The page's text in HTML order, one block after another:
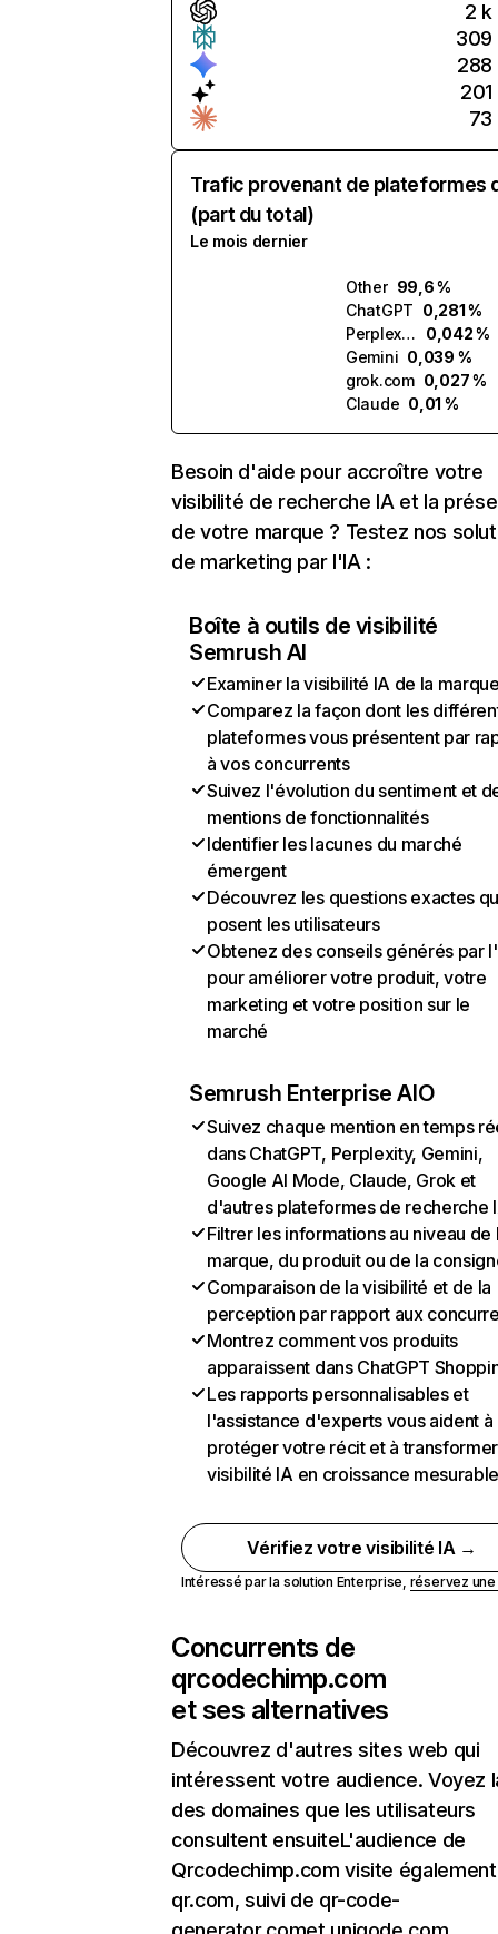
2 k
309
288
201
73
Trafic provenant de plateformes
(part du total)
Le mois dernier
Other 99,6 %
ChatGPT 0,281 %
Perplexity
0,042 %
Gemini 0,039 %
grok.com 0,027 %
Claude 0,01 %
Besoin d'aide pour accroître votre
visibilité de recherche IA et la
de votre marque ? Testez nos
de marketing par l'IA :
Boîte à outils de visibilité
Semrush AI
Examiner la visibilité IA de la
Comparez la façon dont les
plateformes vous présentent par
à vos concurrents
Suivez l'évolution du sentiment et
mentions de fonctionnalités
Identifier les lacunes du marché
émergent
Découvrez les questions exactes
posent les utilisateurs
Obtenez des conseils générés par
pour améliorer votre produit, votre
marketing et votre position sur le
marché
Semrush Enterprise AIO
Suivez chaque mention en temps
dans ChatGPT, Perplexity, Gemini,
Google AI Mode, Claude, Grok et
d'autres plateformes de recherche
Filtrer les informations au niveau de
marque, du produit ou de la
Comparaison de la visibilité et de la
perception par rapport aux
Montrez comment vos produits
apparaissent dans ChatGPT
Les rapports personnalisables et
l'assistance d'experts vous aident à
protéger votre récit et à
visibilité IA en croissance
Vérifiez votre visibilité IA →
Intéressé par la solution Enterprise, réservez
Concurrents de
qrcodechimp.com
et ses alternatives
Découvrez d'autres sites web qui
intéressent votre audience. Voyez
des domaines que les utilisateurs
consultent ensuiteL'audience de
Qrcodechimp.com visite
qr.com, suivi de qr-code-